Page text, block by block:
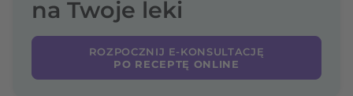
na Twoje leki
ROZPOCZNIJ E-KONSULTACJĘ
PO RECEPTĘ ONLINE